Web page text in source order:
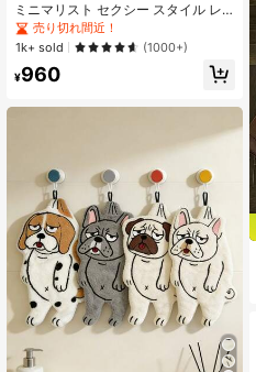
ミニマリスト セクシー スタイル レ
ース Vネック キャミソールトップ レ
ディース、春/夏、サイドブーブカバ
ー付きパッドカップ、ホロウアウ
ト、インナーレイヤーベーストップ
カジュアル
売り切れ間近！
1k+ sold
(1000+)
¥960